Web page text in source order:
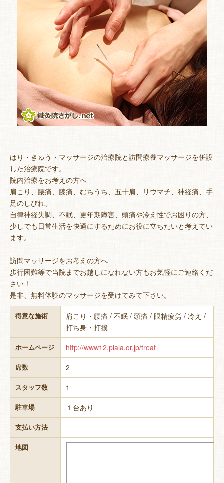
はり・きゅう・マッサージの治療院と訪問療養マッサージを併設
した治療院です。
院内治療をお考えの方へ
肩こり、腰痛、膝痛、むちうち、五十肩、リウマチ、神経痛、手
足のしびれ、
自律神経失調、不眠、更年期障害、頭痛や冷え性でお困りの方、
少しでも日常生活を快適にするためにお役に立ちたいと考えてい
ます。
訪問マッサージをお考えの方へ
歩行困難等で当院までお越しになれない方もお気軽にご連絡くだ
さい！
是非、無料体験のマッサージを受けてみて下さい。
得意な施術
肩こり・腰痛 / 不眠 / 頭痛 / 眼精疲労 / 冷え /
打ち身・打撲
ホームページ http://www12.plala.or.jp/treat
席数 2
スタッフ数 1
駐車場 １台あり
支払い方法
地図